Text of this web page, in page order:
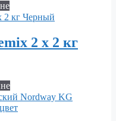
2 х 2 кг